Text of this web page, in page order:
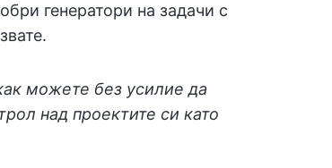
генератори на задачи с
можете без усилие да
над проектите си като